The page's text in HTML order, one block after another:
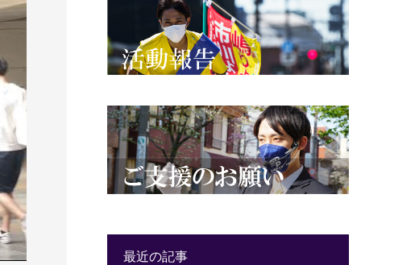
最近の記事